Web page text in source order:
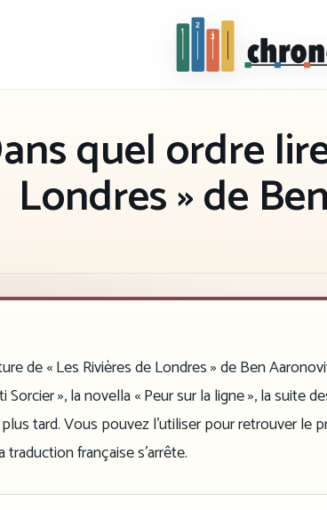
quel ordre
Londres » de
de « Les Rivières de Londres » de Ben
», la novella « Peur sur la ligne », la suite
tard. Vous pouvez l’utiliser pour retrouver le
française s’arrête.